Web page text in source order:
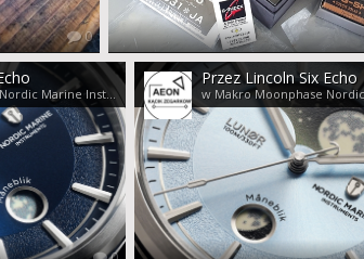
0
w Makro Moonphase Nordic Marine Instruments
Przez Lincoln Six Echo